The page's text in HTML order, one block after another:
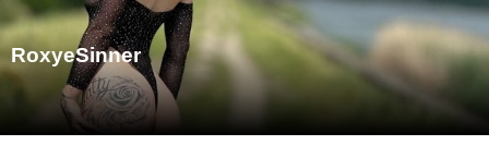
RoxyeSinner